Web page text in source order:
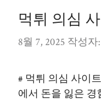
먹튀 의심
8월 7, 2025 작성자:
# 먹튀 의심 사이
에서 돈을 잃은 경